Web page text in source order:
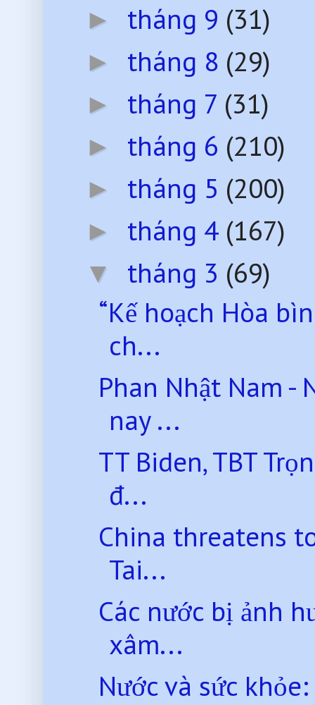
► tháng 9 (31)
► tháng 8 (29)
► tháng 7 (31)
► tháng 6 (210)
► tháng 5 (200)
► tháng 4 (167)
▼ tháng 3 (69)
“Kế hoạch Hòa
ch...
Phan Nhật Nam -
nay ...
TT Biden, TBT
đ...
China threatens
Tai...
Các nước bị ảnh
xâm...
Nước và sức